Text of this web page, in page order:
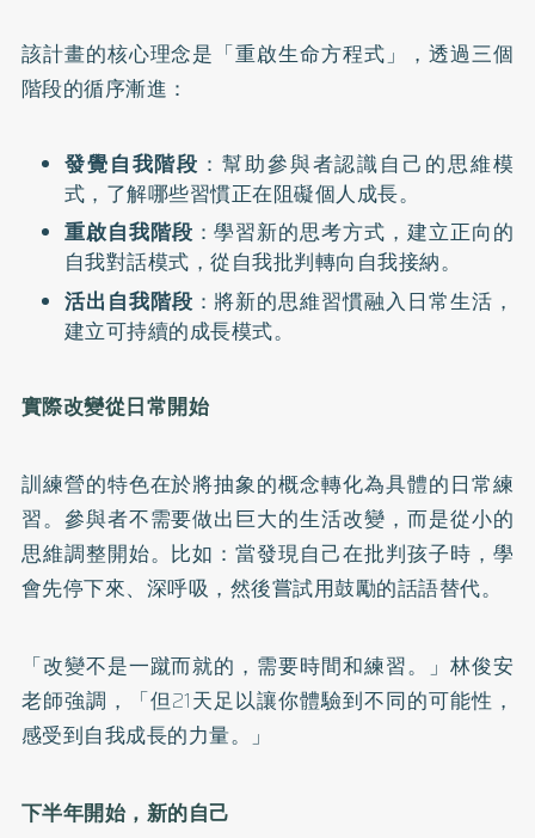
該計畫的核心理念是「重啟生命方程式」，透過三個
階段的循序漸進：
發覺自我階段 ：幫助參與者認識自己的思維模
式，了解哪些習慣正在阻礙個人成長。
重啟自我階段：學習新的思考方式，建立正向的
自我對話模式，從自我批判轉向自我接納。
活出自我階段：將新的思維習慣融入日常生活，
建立可持續的成長模式。
實際改變從日常開始
訓練營的特色在於將抽象的概念轉化為具體的日常練
習。參與者不需要做出巨大的生活改變，而是從小的
思維調整開始。比如：當發現自己在批判孩子時，學
會先停下來、深呼吸，然後嘗試用鼓勵的話語替代。
「改變不是一蹴而就的，需要時間和練習。」林俊安
老師強調，「但21天足以讓你體驗到不同的可能性，
感受到自我成長的力量。」
下半年開始，新的自己